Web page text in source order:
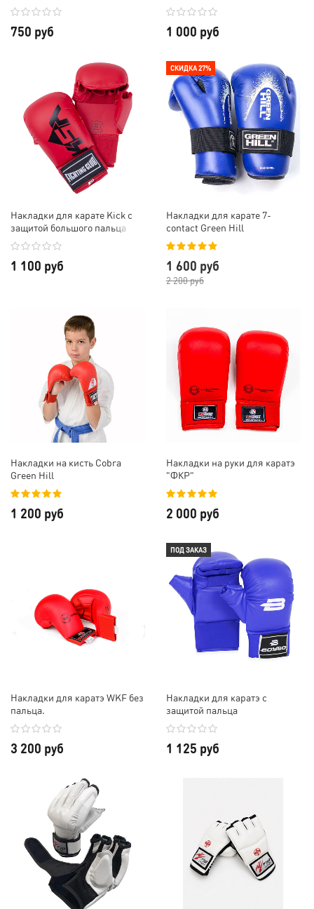
750 руб 1 000 руб
Накладки для карате Kick с
защитой большого пальца
1 100 руб
СКИДКА 27%
Накладки для карате 7-
contact Green Hill
1 600 руб
2 200 руб
Накладки на кисть Cobra
Green Hill
1 200 руб
Накладки на руки для каратэ
"ФКР"
2 000 руб
Накладки для каратэ WKF без
пальца.
3 200 руб
ПОД ЗАКАЗ
Накладки для каратэ с
защитой пальца
1 125 руб